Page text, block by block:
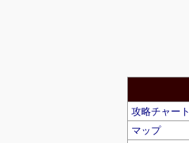
攻略チャート
マップ